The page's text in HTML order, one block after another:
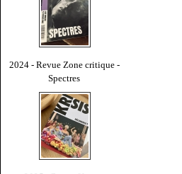
2024 - Revue Zone critique -
Spectres